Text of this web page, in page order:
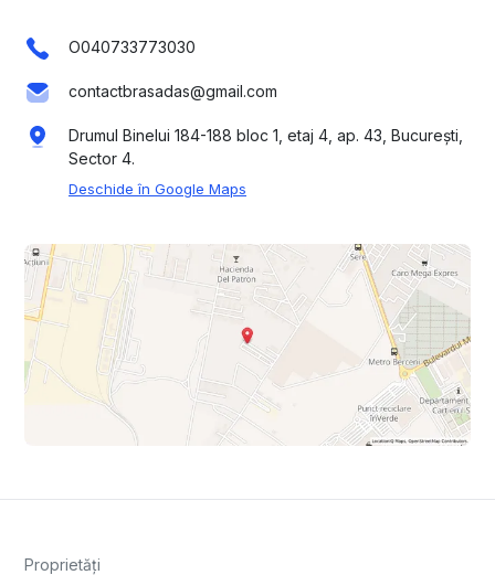
O040733773030
contactbrasadas@gmail.com
Drumul Binelui 184-188 bloc 1, etaj 4, ap. 43, București,
Sector 4.
Deschide în Google Maps
Proprietăți